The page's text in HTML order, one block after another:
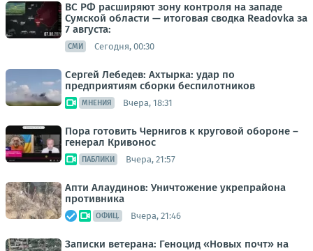
ВС РФ расширяют зону контроля на западе
Сумской области — итоговая сводка Readovka за
7 августа:
СМИ Сегодня, 00:30
Сергей Лебедев: Ахтырка: удар по
предприятиям сборки беспилотников
МНЕНИЯ Вчера, 18:31
Пора готовить Чернигов к круговой обороне –
генерал Кривонос
ПАБЛИКИ Вчера, 21:57
Апти Алаудинов: Уничтожение укрепрайона
противника
ОФИЦ. Вчера, 21:46
Записки ветерана: Геноцид «Новых почт» на